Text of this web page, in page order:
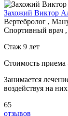
Захожий Виктор
Вертебролог ,
Спортивный врач ,
Стаж 9 лет
Стоимость приема
Занимается
воздействуя на
65
отзывов